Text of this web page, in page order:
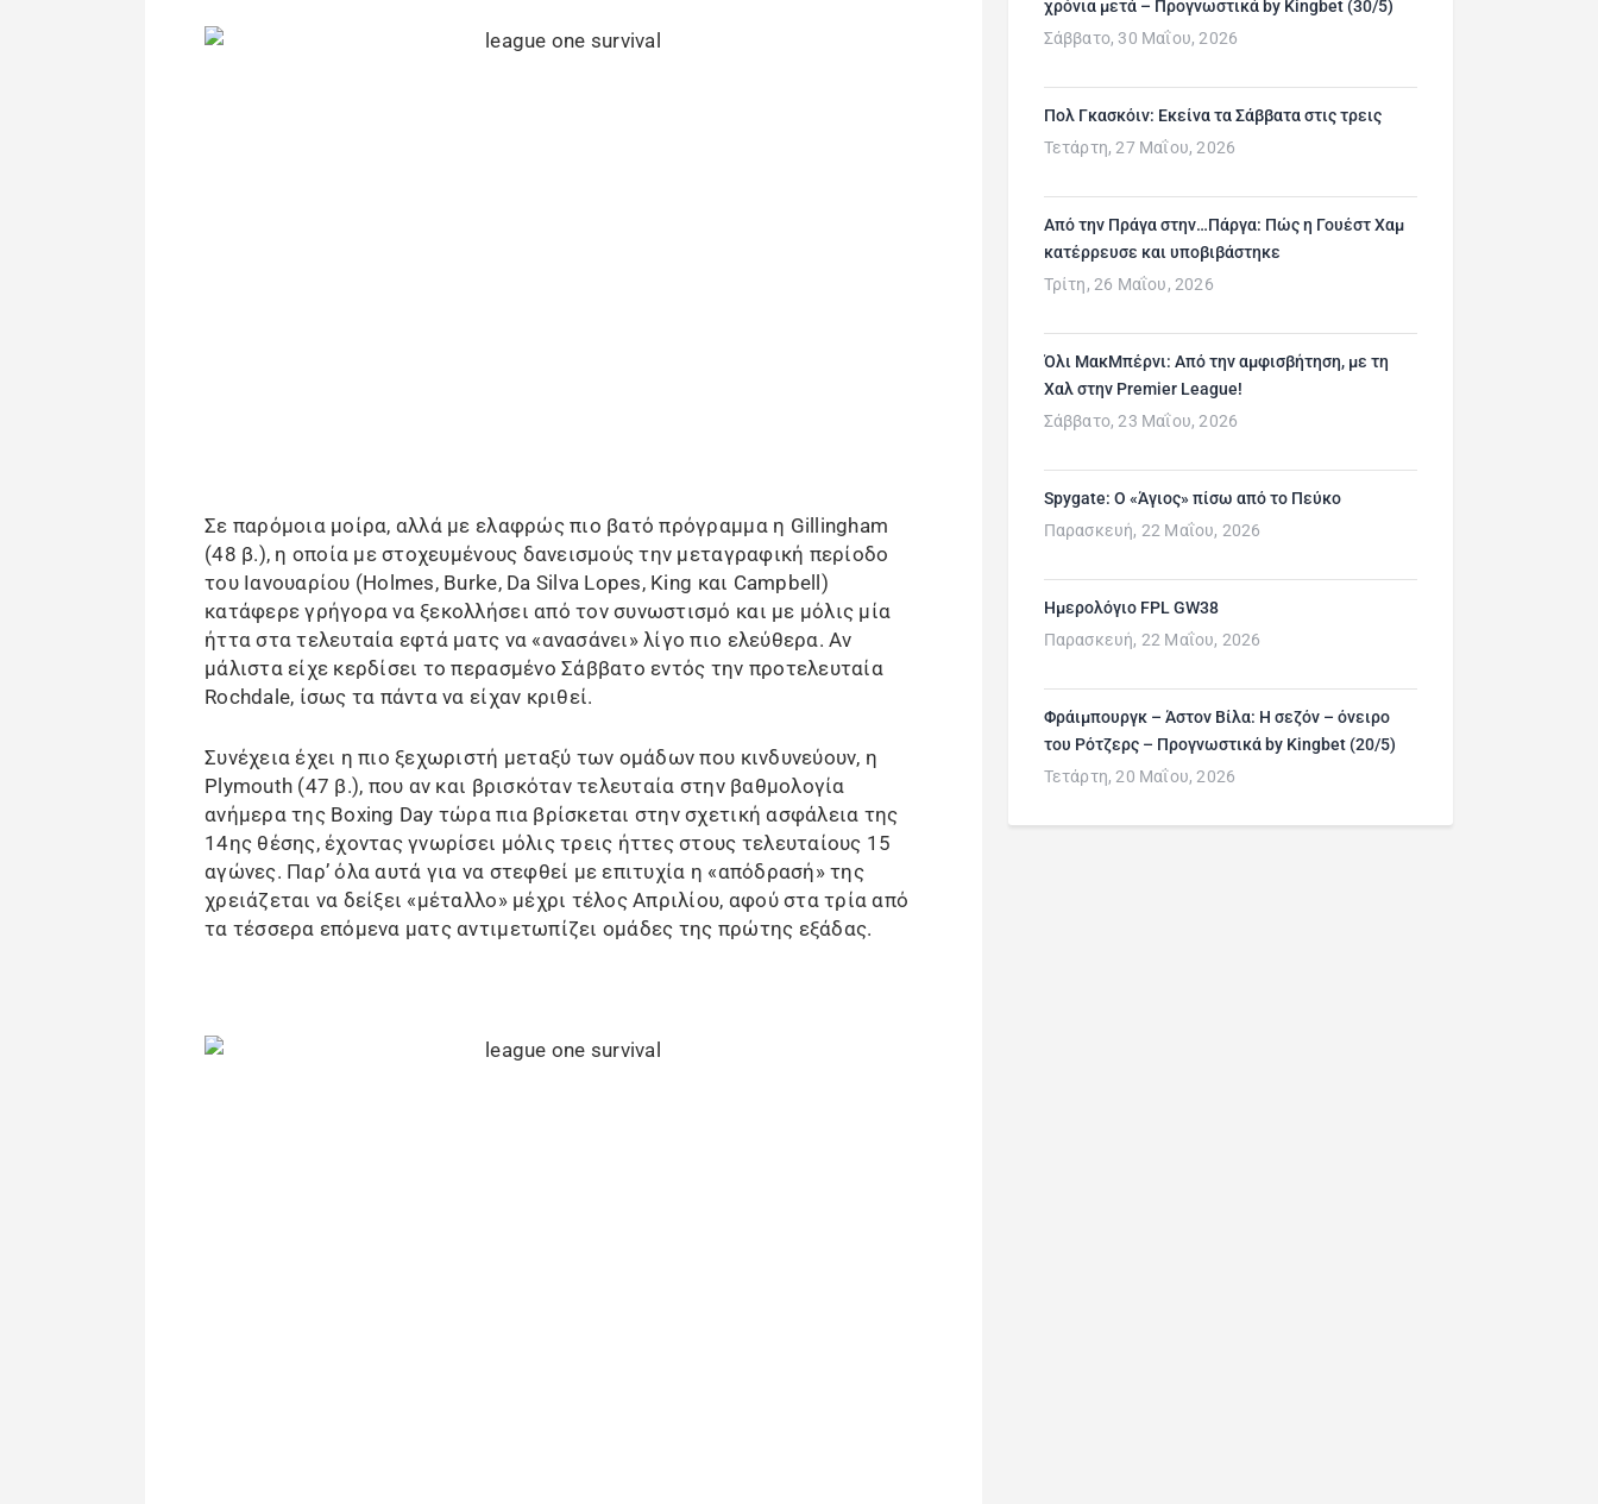
Σε παρόμοια μοίρα, αλλά με ελαφρώς πιο βατό πρόγραμμα η Gillingham
(48 β.), η οποία με στοχευμένους δανεισμούς την μεταγραφική περίοδο
του Ιανουαρίου (Holmes, Burke, Da Silva Lopes, King και Campbell)
κατάφερε γρήγορα να ξεκολλήσει από τον συνωστισμό και με μόλις μία
ήττα στα τελευταία εφτά ματς να «ανασάνει» λίγο πιο ελεύθερα. Αν
μάλιστα είχε κερδίσει το περασμένο Σάββατο εντός την προτελευταία
Rochdale, ίσως τα πάντα να είχαν κριθεί.
Συνέχεια έχει η πιο ξεχωριστή μεταξύ των ομάδων που κινδυνεύουν, η
Plymouth (47 β.), που αν και βρισκόταν τελευταία στην βαθμολογία
ανήμερα της Boxing Day τώρα πια βρίσκεται στην σχετική ασφάλεια της
14ης θέσης, έχοντας γνωρίσει μόλις τρεις ήττες στους τελευταίους 15
αγώνες. Παρ’ όλα αυτά για να στεφθεί με επιτυχία η «απόδρασή» της
χρειάζεται να δείξει «μέταλλο» μέχρι τέλος Απριλίου, αφού στα τρία από
τα τέσσερα επόμενα ματς αντιμετωπίζει ομάδες της πρώτης εξάδας.
χρόνια μετά – Προγνωστικά by Kingbet (30/5)
Σάββατο, 30 Μαΐου, 2026
Πολ Γκασκόιν: Εκείνα τα Σάββατα στις τρεις
Τετάρτη, 27 Μαΐου, 2026
Από την Πράγα στην…Πάργα: Πώς η Γουέστ Χαμ
κατέρρευσε και υποβιβάστηκε
Τρίτη, 26 Μαΐου, 2026
Όλι ΜακΜπέρνι: Aπό την αμφισβήτηση, με τη
Χαλ στην Premier League!
Σάββατο, 23 Μαΐου, 2026
Spygate: Ο «Άγιος» πίσω από το Πεύκο
Παρασκευή, 22 Μαΐου, 2026
Ημερολόγιο FPL GW38
Παρασκευή, 22 Μαΐου, 2026
Φράιμπουργκ – Άστον Βίλα: Η σεζόν – όνειρο
του Ρότζερς – Προγνωστικά by Kingbet (20/5)
Τετάρτη, 20 Μαΐου, 2026